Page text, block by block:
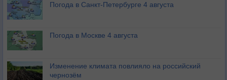
Погода в Санкт-Петербурге 4 августа
Погода в Москве 4 августа
Изменение климата повлияло на российский
чернозём